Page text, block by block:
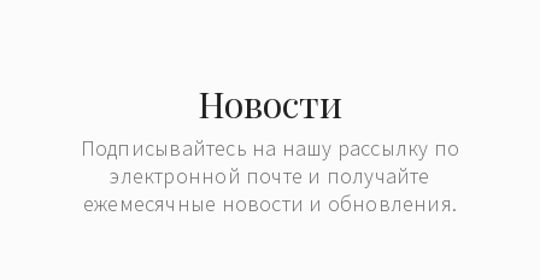
Новости
Подписывайтесь на нашу рассылку по
электронной почте и получайте
ежемесячные новости и обновления.